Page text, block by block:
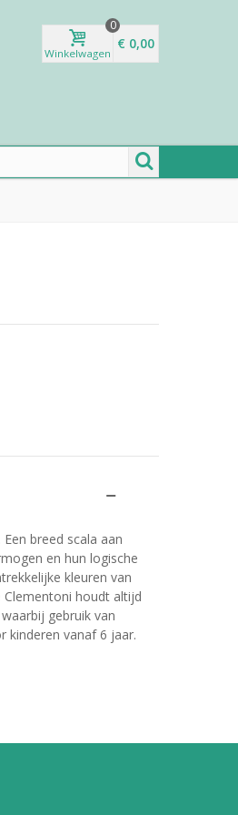
Winkelwagen
0
€ 0,00
breed scala aan
en hun logische
kleuren van
Clementoni houdt altijd
gebruik van
kinderen vanaf 6 jaar.